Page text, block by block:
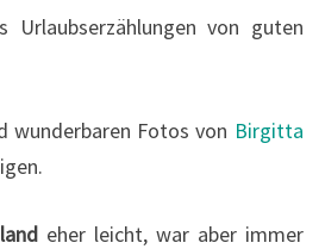
von guten
wunderbaren Fotos von Birgitta
eher leicht, war aber immer